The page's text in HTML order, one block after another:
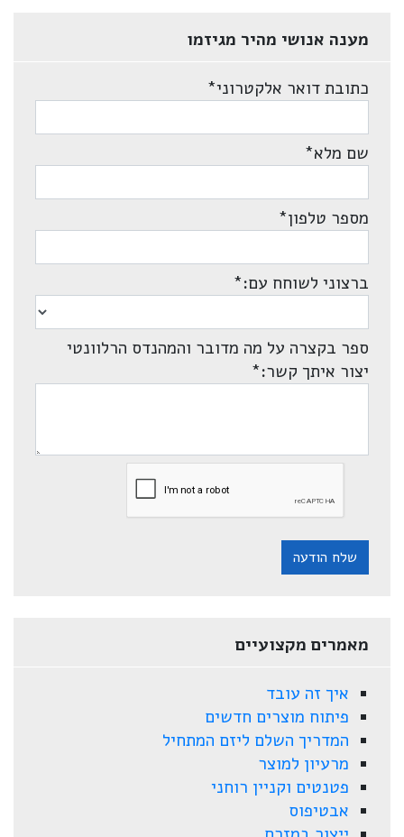
מענה אנושי מהיר מגיזמו
כתובת דואר אלקטרוני*
שם מלא*
מספר טלפון*
ברצוני לשוחח עם:*
ספר בקצרה על מה מדובר והמהנדס הרלוונטי
יצור איתך קשר:*
שלח הודעה
מאמרים מקצועיים
איך זה עובד
פיתוח מוצרים חדשים
המדריך השלם ליזם המתחיל
מרעיון למוצר
פטנטים וקניין רוחני
אבטיפוס